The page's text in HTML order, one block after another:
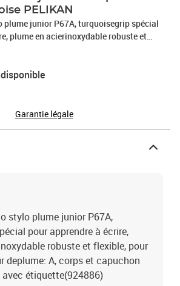
PELIKAN
plume junior P67A, turquoisegrip spécial
plume en acierinoxydable robuste et
deplume: A, corps et capuchon anti-
Garantie légale
stylo plume junior P67A,
pour apprendre à écrire,
robuste et flexible, pour
deplume: A, corps et capuchon
étiquette(924886)